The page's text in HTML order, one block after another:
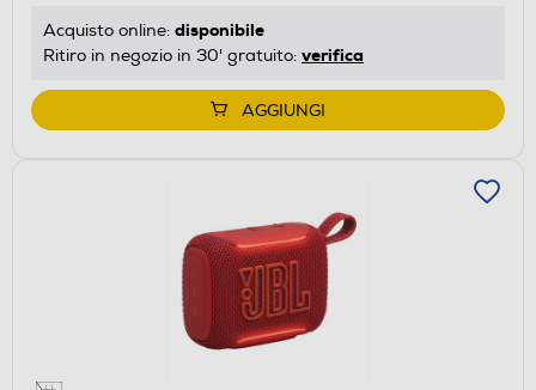
Acquisto online: disponibile
Ritiro in negozio in 30' gratuito: verifica
AGGIUNGI